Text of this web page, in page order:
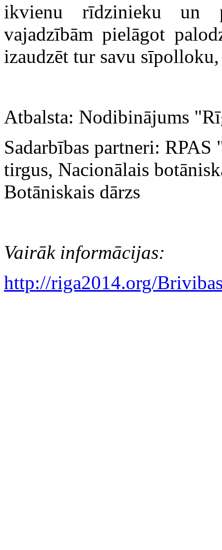
ikvienu rīdzinieku un
vajadzībām pielāgot
izaudzēt tur savu
Atbalsta: Nodibinājums
Sadarbības partneri:
tirgus, Nacionālais
Botāniskais dārzs
Vairāk informācijas:
http://riga2014.org/